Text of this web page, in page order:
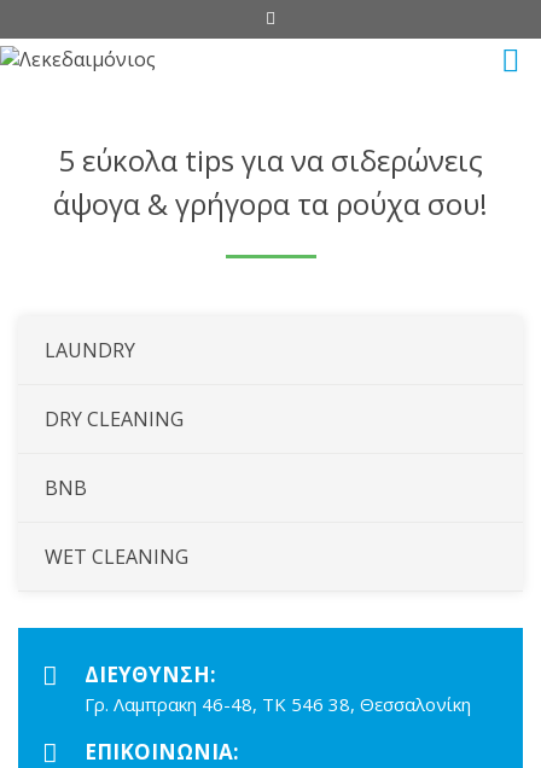
5 εύκολα tips για να σιδερώνεις
άψογα & γρήγορα τα ρούχα σου!
LAUNDRY
DRY CLEANING
BNB
WET CLEANING
ΔΙΕΎΘΥΝΣΗ:
Γρ. Λαμπρακη 46-48, ΤΚ 546 38, Θεσσαλονίκη
ΕΠΙΚΟΙΝΩΝΊΑ: